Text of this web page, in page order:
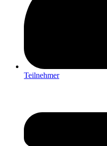
Teilnehmer